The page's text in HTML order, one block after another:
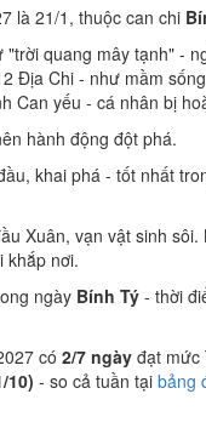
là 21/1, thuộc can chi
"trời quang mây tạnh" -
Địa Chi - như mầm
Can yếu - cá nhân bị
hành động đột phá.
khai phá - tốt nhất
Xuân, vạn vật sinh
khắp nơi.
ngày Bính Tý - thời
có 2/7 ngày đạt mức
10) - so cả tuần tại bảng